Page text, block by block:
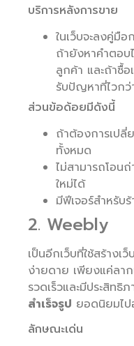
บริการหลังการขาย
ในเว็บจะลงคู่มื
ถ้ายังหาคำตอ
ลูกค้า และถ้าซื้อ
รับปัญหาที่ไวกว่
ส่วนข้อด้อยมีดังนี้
ถ้าต้องการเปลี่
ทั้งหมด
ไม่สามารถโอน
ใหม่ได้
มีฟีเจอร์สำหรับ
2. Weebly
เป็นอีกเว็บที่ใช้สร้างเ
ง่ายดาย เพียงแค่ลา
รวดเร็วและมีประสิท
สำเร็จรูป ยอดนิยมไ
ลักษณะเด่น